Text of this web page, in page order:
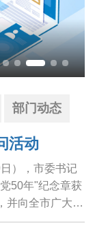
部门动态
活动
），市委书记
50年"纪念章获
并向全市广大党
英1945年参加